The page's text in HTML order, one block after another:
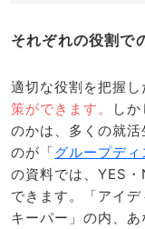
それぞれの役割で
適切な役割を把握
策ができます。
し
のかは、多くの就
のが「グループデ
の資料では、YES
できます。「アイ
キーパー」の内、